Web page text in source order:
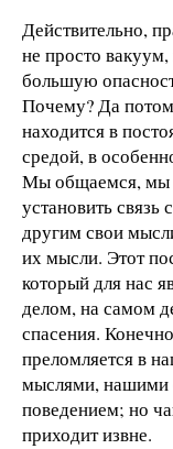
Действительно,
не просто вакуум,
большую
Почему? Да
находится в
средой, в
Мы общаемся, мы
установить
другим свои
их мысли. Этот
который для нас
делом, на самом
спасения.
преломляется в
мыслями, нашими
поведением; но
приходит извне.